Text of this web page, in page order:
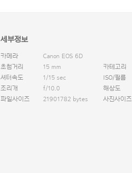
세부정보
카메라
Canon EOS 6D
초첨거리
15 mm 카테고리
셔터속도
1/15 sec ISO/필름
조리개
f/10.0 해상도
파일사이즈
21901782 bytes 사진사이즈